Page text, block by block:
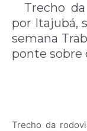
Trecho da
por Itajubá,
semana
ponte sobre
Trecho da